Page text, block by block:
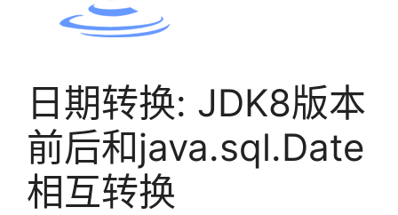
日期转换: JDK8版本
前后和java.sql.Date
相互转换